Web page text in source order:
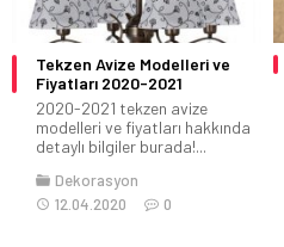
Tekzen Avize Modelleri ve
Fiyatları 2020-2021
2020-2021 tekzen avize
modelleri ve fiyatları hakkında
detaylı bilgiler burada!...
Dekorasyon
12.04.2020
0